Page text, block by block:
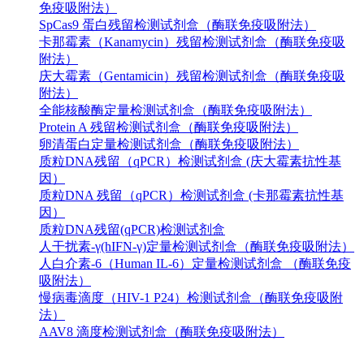
免疫吸附法）
SpCas9 蛋白残留检测试剂盒（酶联免疫吸附法）
卡那霉素（Kanamycin）残留检测试剂盒（酶联免疫吸
附法）
庆大霉素（Gentamicin）残留检测试剂盒（酶联免疫吸
附法）
全能核酸酶定量检测试剂盒（酶联免疫吸附法）
Protein A 残留检测试剂盒（酶联免疫吸附法）
卵清蛋白定量检测试剂盒（酶联免疫吸附法）
质粒DNA残留（qPCR）检测试剂盒 (庆大霉素抗性基
因）
质粒DNA 残留（qPCR）检测试剂盒 (卡那霉素抗性基
因）
质粒DNA残留(qPCR)检测试剂盒
人干扰素-γ(hIFN-γ)定量检测试剂盒（酶联免疫吸附法）
人白介素-6（Human IL-6）定量检测试剂盒 （酶联免疫
吸附法）
慢病毒滴度（HIV-1 P24）检测试剂盒（酶联免疫吸附
法）
AAV8 滴度检测试剂盒（酶联免疫吸附法）